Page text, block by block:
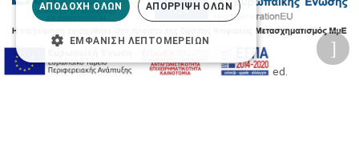
2026 © Δίγκας Γ. Ιατρικά. All rights reserved.
ΑΠΟΔΟΧΉ ΌΛΩΝ ΑΠΌΡΡΙΨΗ ΌΛΩΝ
ΕΜΦΆΝΙΣΗ ΛΕΠΤΟΜΕΡΕΙΏΝ